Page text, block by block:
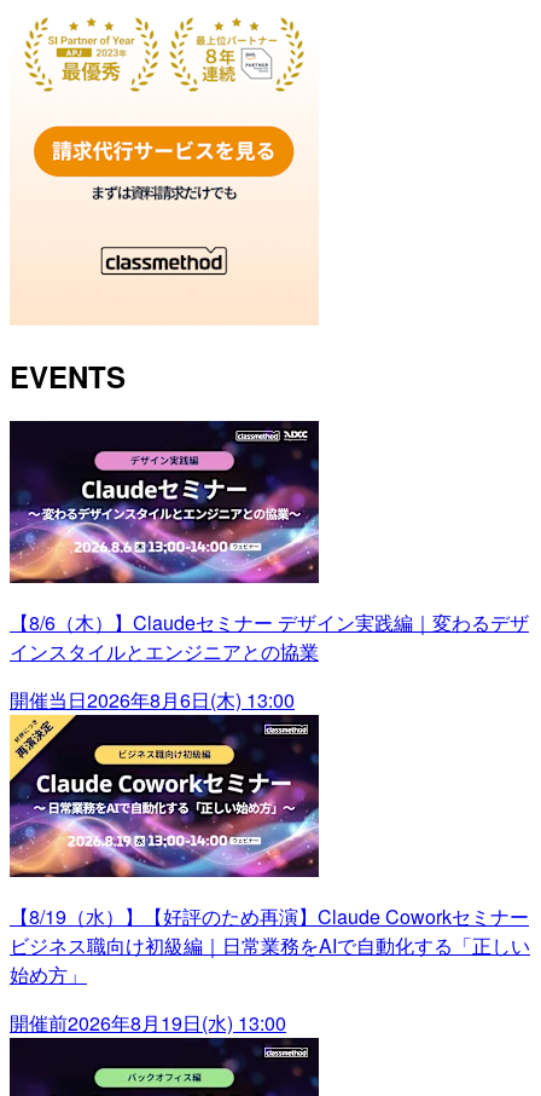
EVENTS
【8/6（木）】Claudeセミナー デザイン実践編｜変わるデザ
インスタイルとエンジニアとの協業
開催当日2026年8月6日(木) 13:00
【8/19（水）】【好評のため再演】Claude Coworkセミナー
ビジネス職向け初級編｜日常業務をAIで自動化する「正しい
始め方」
開催前2026年8月19日(水) 13:00